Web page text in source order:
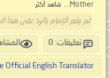
Mother...
شاهد أكثر
لم يقم الإمام بالرد على هذا
تعليقات: 0
Official English Translator